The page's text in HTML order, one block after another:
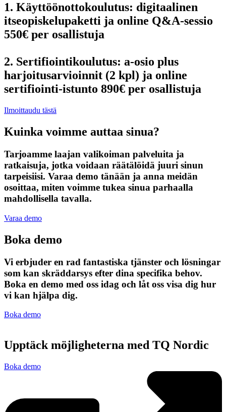
1. Käyttöönottokoulutus: digitaalinen
itseopiskelupaketti ja online Q&A-sessio
550€ per osallistuja
2. Sertifiointikoulutus: a-osio plus
harjoitusarvioinnit (2 kpl) ja online
sertifiointi-istunto 890€ per osallistuja
Ilmoittaudu tästä
Kuinka voimme auttaa sinua?
Tarjoamme laajan valikoiman palveluita ja
ratkaisuja, jotka voidaan räätälöidä juuri sinun
tarpeisiisi. Varaa demo tänään ja anna meidän
osoittaa, miten voimme tukea sinua parhaalla
mahdollisella tavalla.
Varaa demo
Boka demo
Vi erbjuder en rad fantastiska tjänster och lösningar
som kan skräddarsys efter dina specifika behov.
Boka en demo med oss idag och låt oss visa dig hur
vi kan hjälpa dig.
Boka demo
Upptäck möjligheterna med TQ Nordic
Boka demo